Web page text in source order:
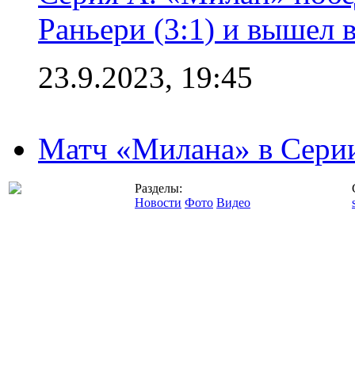
Раньери (3:1) и вышел
23.9.2023, 19:45
Матч «Милана» в
Разделы:
Новости Фото Видео